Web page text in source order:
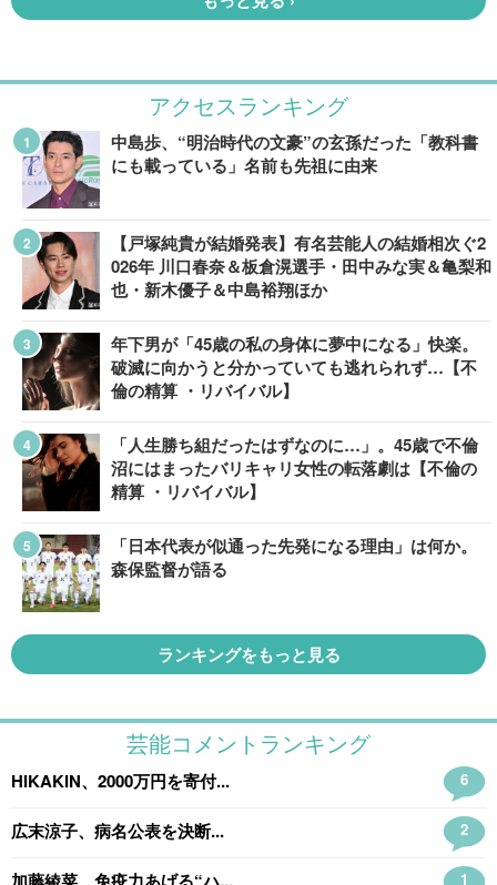
アクセスランキング
中島歩、“明治時代の文豪”の玄孫だった「教科書
にも載っている」名前も先祖に由来
【戸塚純貴が結婚発表】有名芸能人の結婚相次ぐ2
026年 川口春奈＆板倉滉選手・田中みな実＆亀梨和
也・新木優子＆中島裕翔ほか
年下男が「45歳の私の身体に夢中になる」快楽。
破滅に向かうと分かっていても逃れられず…【不
倫の精算 ・リバイバル】
「人生勝ち組だったはずなのに…」。45歳で不倫
沼にはまったバリキャリ女性の転落劇は【不倫の
精算 ・リバイバル】
「日本代表が似通った先発になる理由」は何か。
森保監督が語る
ランキングをもっと見る